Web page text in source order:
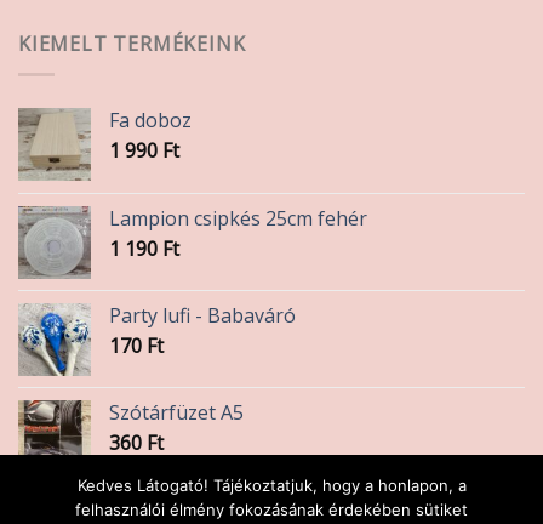
KIEMELT TERMÉKEINK
Fa doboz
1 990 Ft
Lampion csipkés 25cm fehér
1 190 Ft
Party lufi - Babaváró
170 Ft
Szótárfüzet A5
360 Ft
Dekorgumi A2
Kedves Látogató! Tájékoztatjuk, hogy a honlapon, a
felhasználói élmény fokozásának érdekében sütiket